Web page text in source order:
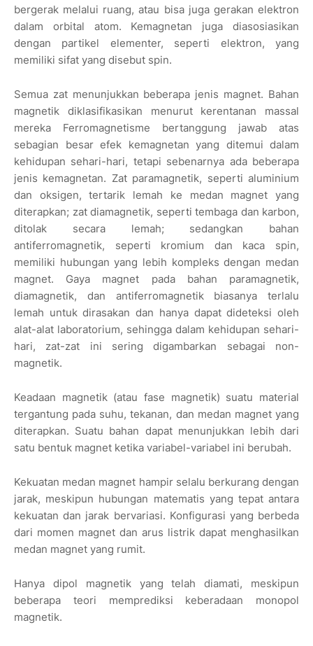
bergerak melalui ruang, atau bisa juga gerakan elektron
dalam orbital atom. Kemagnetan juga diasosiasikan
dengan partikel elementer, seperti elektron, yang
memiliki sifat yang disebut spin.
Semua zat menunjukkan beberapa jenis magnet. Bahan
magnetik diklasifikasikan menurut kerentanan massal
mereka Ferromagnetisme bertanggung jawab atas
sebagian besar efek kemagnetan yang ditemui dalam
kehidupan sehari-hari, tetapi sebenarnya ada beberapa
jenis kemagnetan. Zat paramagnetik, seperti aluminium
dan oksigen, tertarik lemah ke medan magnet yang
diterapkan; zat diamagnetik, seperti tembaga dan karbon,
ditolak secara lemah; sedangkan bahan
antiferromagnetik, seperti kromium dan kaca spin,
memiliki hubungan yang lebih kompleks dengan medan
magnet. Gaya magnet pada bahan paramagnetik,
diamagnetik, dan antiferromagnetik biasanya terlalu
lemah untuk dirasakan dan hanya dapat dideteksi oleh
alat-alat laboratorium, sehingga dalam kehidupan sehari-
hari, zat-zat ini sering digambarkan sebagai non-
magnetik.
Keadaan magnetik (atau fase magnetik) suatu material
tergantung pada suhu, tekanan, dan medan magnet yang
diterapkan. Suatu bahan dapat menunjukkan lebih dari
satu bentuk magnet ketika variabel-variabel ini berubah.
Kekuatan medan magnet hampir selalu berkurang dengan
jarak, meskipun hubungan matematis yang tepat antara
kekuatan dan jarak bervariasi. Konfigurasi yang berbeda
dari momen magnet dan arus listrik dapat menghasilkan
medan magnet yang rumit.
Hanya dipol magnetik yang telah diamati, meskipun
beberapa teori memprediksi keberadaan monopol
magnetik.